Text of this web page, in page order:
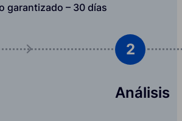
garantizado – 30 días
2
Análisis